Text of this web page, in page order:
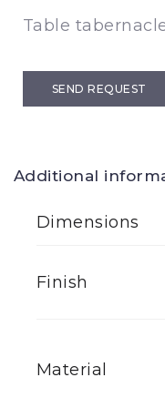
Table
SEND REQUEST
Additional
Dimensions
Finish
Material